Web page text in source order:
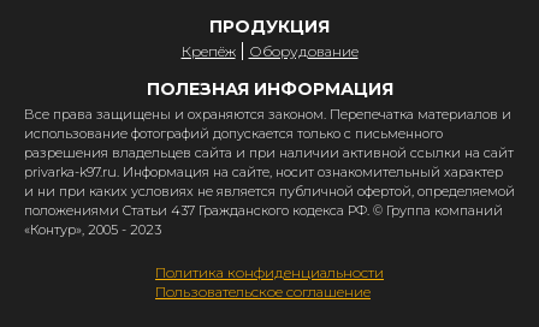
ПРОДУКЦИЯ
Крепёж Оборудование
ПОЛЕЗНАЯ ИНФОРМАЦИЯ
Все права защищены и охраняются законом. Перепечатка материалов и
использование фотографий допускается только с письменного
разрешения владельцев сайта и при наличии активной ссылки на сайт
privarka-k97.ru. Информация на сайте, носит ознакомительный характер
и ни при каких условиях не является публичной офертой, определяемой
положениями Статьи 437 Гражданского кодекса РФ. © Группа компаний
«Контур», 2005 - 2023
Политика конфиденциальности
Пользовательское соглашение